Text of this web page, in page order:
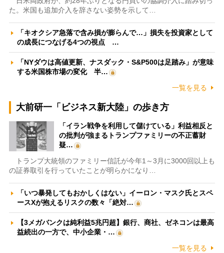
た。米国も追加介入を辞さない姿勢を示して…
「キオクシア急落で含み損が膨らんで…」損失を投資家として
の成長につなげる4つの視点 …
「NYダウは高値更新、ナスダック・S&P500は足踏み」が意味
する米国株市場の変化 半…
一覧を見る
大前研一「ビジネス新大陸」の歩き方
「イラン戦争を利用して儲けている」利益相反と
の批判が強まるトランプファミリーの不正蓄財
疑…
トランプ大統領のファミリー信託が今年1～3月に3000回以上も
の証券取引を行っていたことが明らかになり…
「いつ暴発してもおかしくはない」イーロン・マスク氏とスペ
ースXが抱えるリスクの数々「絶対…
【3メガバンクは純利益5兆円超】銀行、商社、ゼネコンは最高
益続出の一方で、中小企業・…
一覧を見る